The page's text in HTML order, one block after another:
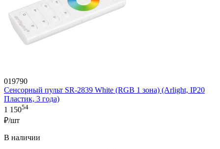
019790
Сенсорный пульт SR-2839 White (RGB 1 зона) (Arlight, IP20
Пластик, 3 года)
1 15054
₽/шт
В наличии